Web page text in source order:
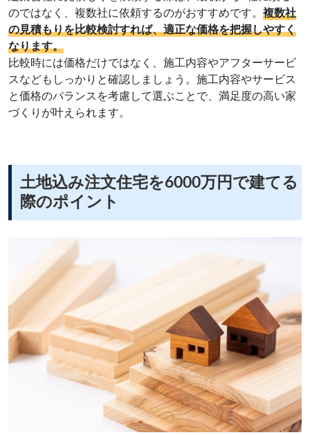
のではなく、複数社に依頼するのがおすすめです。 複数社
の見積もりを比較検討すれば、適正な価格を把握しやすく
なります。
比較時には価格だけではなく、施工内容やアフターサービ
スなどもしっかりと確認しましょう。施工内容やサービス
と価格のバランスを考慮して選ぶことで、満足度の高い家
づくりが叶えられます。
土地込み注文住宅を6000万円で建てる
際のポイント